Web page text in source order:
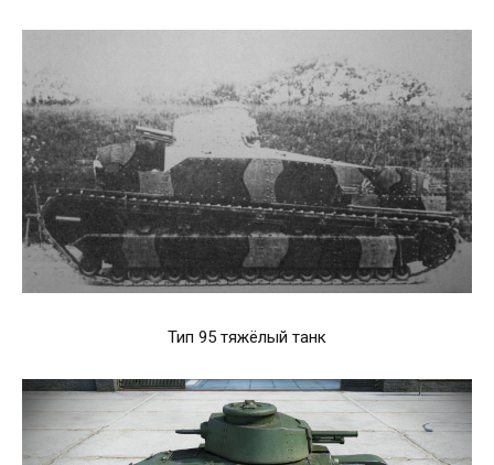
Тип 95 тяжёлый танк